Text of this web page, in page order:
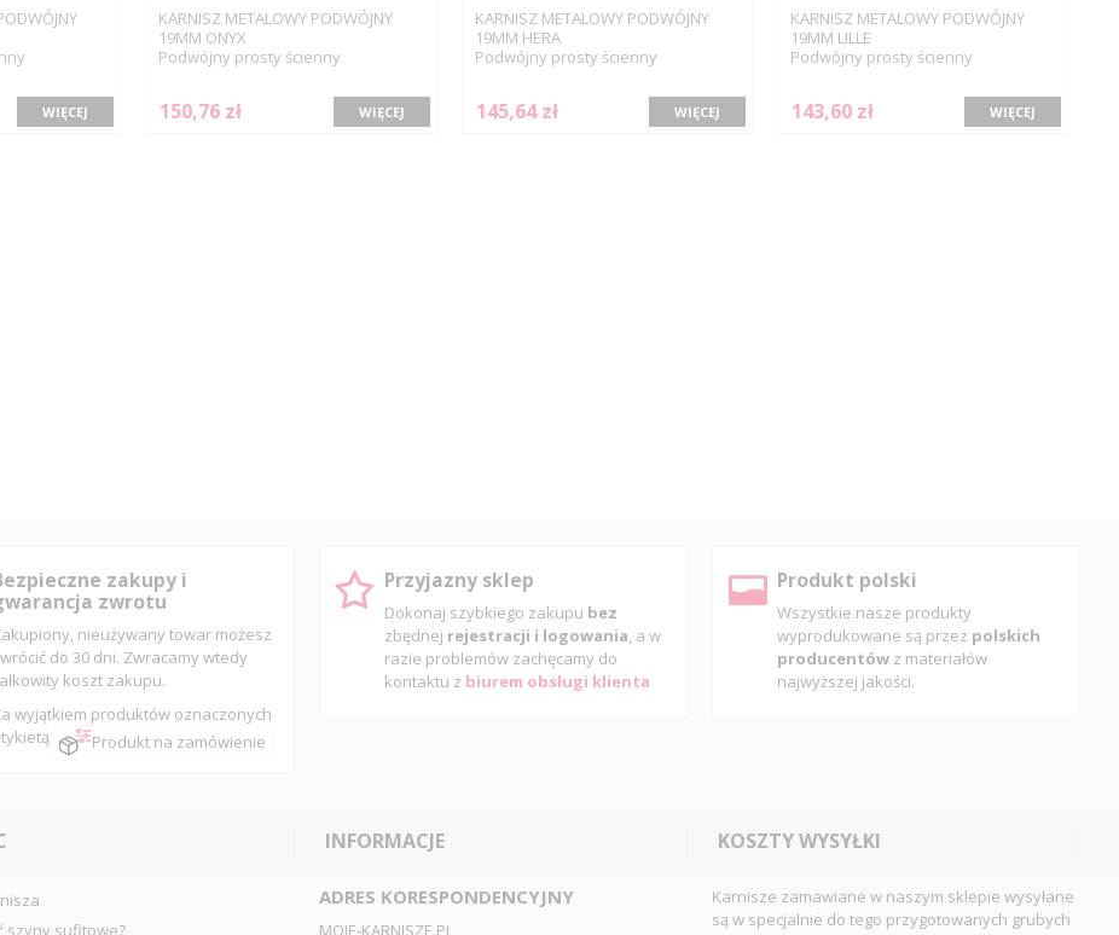
WIĘCEJ
KARNISZ METALOWY PODWÓJNY
19MM ONYX
Podwójny prosty ścienny
150,76 zł WIĘCEJ
KARNISZ METALOWY PODWÓJNY
19MM HERA
Podwójny prosty ścienny
145,64 zł WIĘCEJ
KARNISZ METALOWY PODWÓJNY
19MM LILLE
Podwójny prosty ścienny
143,60 zł WIĘCEJ
zakupy i
zwrotu
nieużywany towar możesz
do 30 dni. Zwracamy wtedy
koszt zakupu.
wyjątkiem produktów oznaczonych
Produkt na zamówienie
Przyjazny sklep
Dokonaj szybkiego zakupu bez
zbędnej rejestracji i logowania, a w
razie problemów zachęcamy do
kontaktu z biurem obsługi klienta
Produkt polski
Wszystkie nasze produkty
wyprodukowane są przez polskich
producentów z materiałów
najwyższej jakości.
szyny sufitowe?
INFORMACJE
ADRES KORESPONDENCYJNY
MOJE-KARNISZE.PL
KOSZTY WYSYŁKI
Karnisze zamawiane w naszym sklepie wysyłane
są w specjalnie do tego przygotowanych grubych